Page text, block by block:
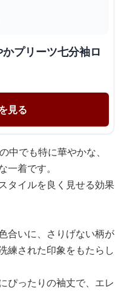
プリーツ七分袖ロ
見る
中でも特に華やかな、
着です。
タイルを良く見せる効果
合いに、さりげない柄が
練された印象をもたらし
ぴったりの袖丈で、エレ